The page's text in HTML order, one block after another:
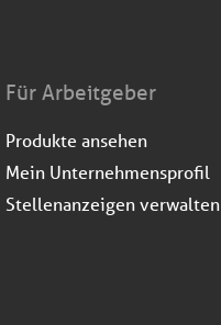
Für Arbeitgeber
Produkte ansehen
Mein Unternehmensprofil
Stellenanzeigen verwalten